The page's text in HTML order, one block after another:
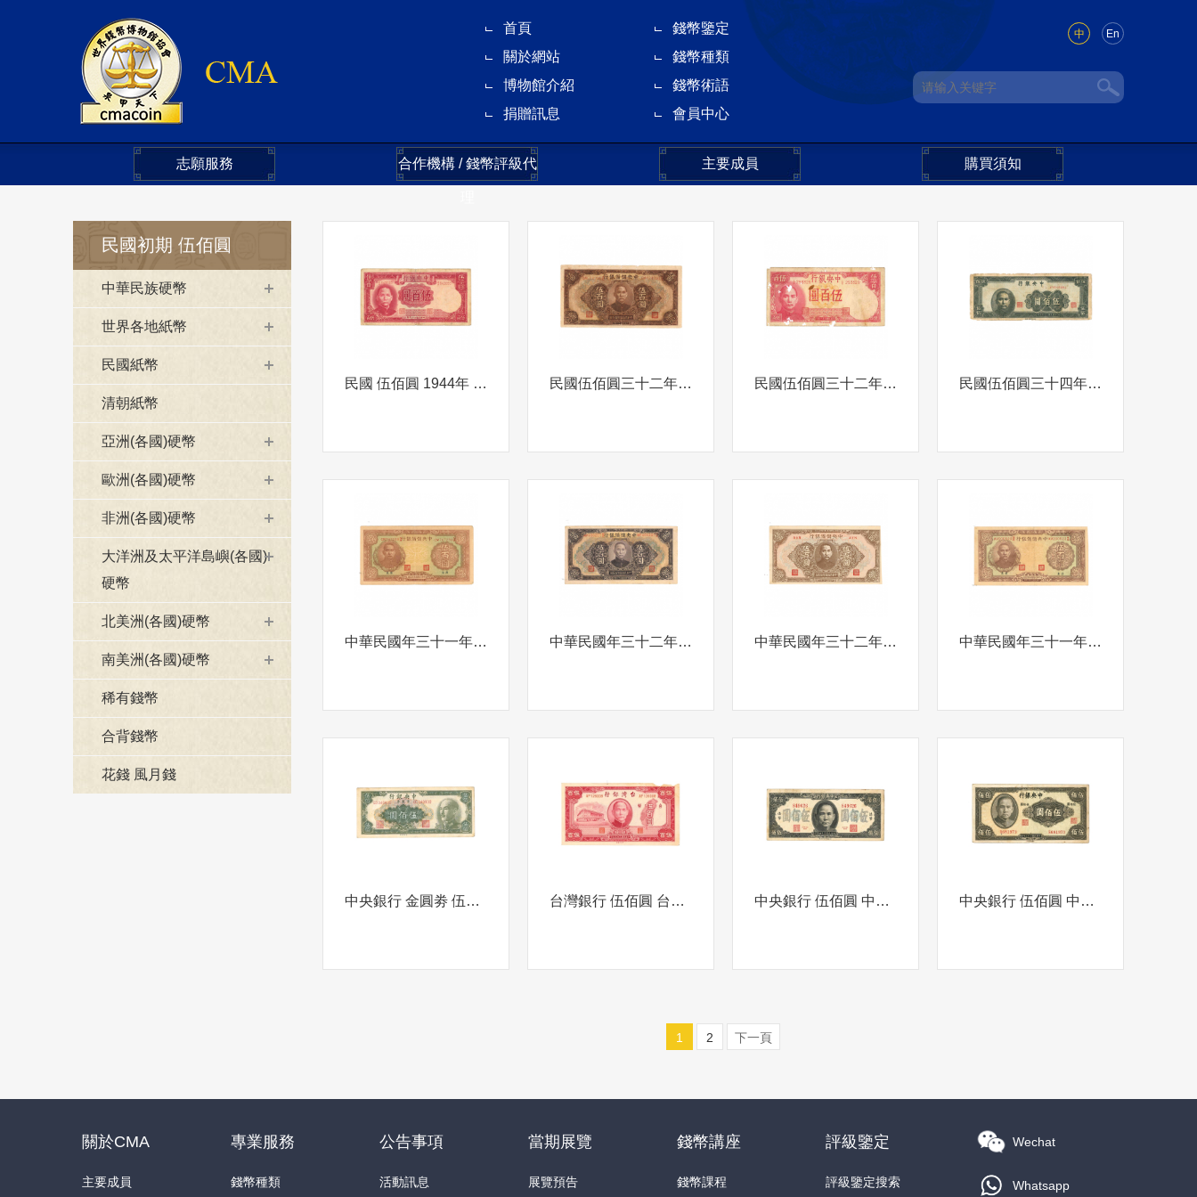
中 En
首頁
錢幣鑒定
關於網站
錢幣種類
博物館介紹
錢幣術語
捐贈訊息
會員中心
志願服務 合作機構 / 錢幣評級代 主要成員 購買須知
民國初期 伍佰圓
中華民族硬幣
世界各地紙幣
民國紙幣
清朝紙幣
亞洲(各國)硬幣
歐洲(各國)硬幣
非洲(各國)硬幣
大洋洲及太平洋島嶼(各國)
硬幣
北美洲(各國)硬幣
南美洲(各國)硬幣
稀有錢幣
合背錢幣
花錢 風月錢
民國 伍佰圓 1944年 孫中山像 背 500圓 英文中央銀行 1944年 民國伍佰圓三十二年孫中山像 背 500圓 廣場1943年 民國伍佰圓三十二年 背500圓 民國伍佰圓三十四年孫中山像 背 伍佰圓
中華民國年三十一年伍佰圓(有水印)中央儲備銀行孫中山背英文壹佰圓中央儲備銀行1942年 中華民國年三十二年伍佰圓中央儲備銀行孫中山背英文壹佰圓中央儲備銀行1943年 中華民國年三十二年伍佰圓中央儲備銀行孫中山背英文壹佰圓中央儲備銀行1943年 中華民國年三十一年伍佰圓中央儲備銀行孫中山背英文壹佰圓中央儲備銀行1942年
中央銀行 金圓劵 伍佰圓 背 英文 中央銀行 伍佰圓 1949年 台灣銀行 伍佰圓 台幣中華民國三十五年 背 伍佰 中央銀行 伍佰圓 中華民國三十四年 背 中央銀行 伍佰圓 中央銀行 伍佰圓 中華民國三十三年 背 英文 中央銀行 伍佰圓 1944年
1 2 下一頁
關於CMA
主要成員
專業服務
錢幣種類
公告事項
活動訊息
當期展覽
展覽預告
錢幣講座
錢幣課程
評級鑒定
評級鑒定搜索
Wechat
Whatsapp